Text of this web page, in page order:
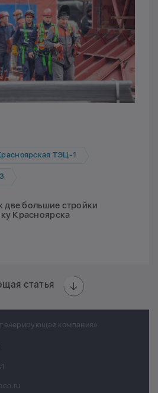
ТЭЦ-1
две большие стройки
Красноярска
статья
компания»